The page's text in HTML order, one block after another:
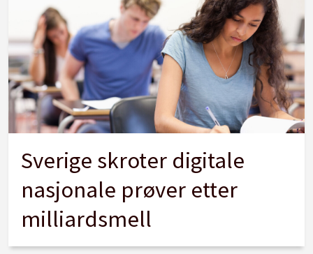
Sverige skroter digitale
nasjonale prøver etter
milliardsmell